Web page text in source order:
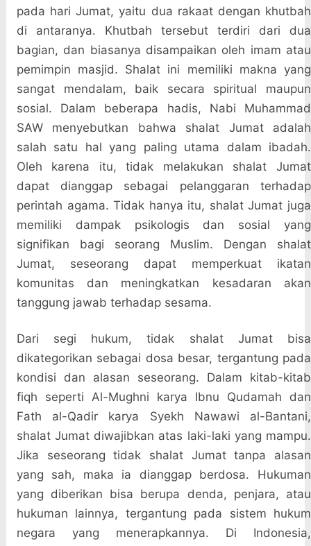
pada hari Jumat, yaitu dua rakaat dengan khutbah
di antaranya. Khutbah tersebut terdiri dari dua
bagian, dan biasanya disampaikan oleh imam atau
pemimpin masjid. Shalat ini memiliki makna yang
sangat mendalam, baik secara spiritual maupun
sosial. Dalam beberapa hadis, Nabi Muhammad
SAW menyebutkan bahwa shalat Jumat adalah
salah satu hal yang paling utama dalam ibadah.
Oleh karena itu, tidak melakukan shalat Jumat
dapat dianggap sebagai pelanggaran terhadap
perintah agama. Tidak hanya itu, shalat Jumat juga
memiliki dampak psikologis dan sosial yang
signifikan bagi seorang Muslim. Dengan shalat
Jumat, seseorang dapat memperkuat ikatan
komunitas dan meningkatkan kesadaran akan
tanggung jawab terhadap sesama.
Dari segi hukum, tidak shalat Jumat bisa
dikategorikan sebagai dosa besar, tergantung pada
kondisi dan alasan seseorang. Dalam kitab-kitab
fiqh seperti Al-Mughni karya Ibnu Qudamah dan
Fath al-Qadir karya Syekh Nawawi al-Bantani,
shalat Jumat diwajibkan atas laki-laki yang mampu.
Jika seseorang tidak shalat Jumat tanpa alasan
yang sah, maka ia dianggap berdosa. Hukuman
yang diberikan bisa berupa denda, penjara, atau
hukuman lainnya, tergantung pada sistem hukum
negara yang menerapkannya. Di Indonesia,